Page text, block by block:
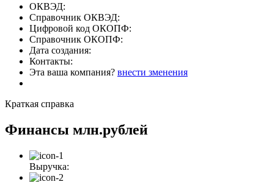
ОКВЭД:
Справочник ОКВЭД:
Цифровой код ОКОПФ:
Справочник ОКОПФ:
Дата создания:
Контакты:
Эта ваша компания? внести зменения
Краткая справка
Финансы млн.рублей
Выручка: